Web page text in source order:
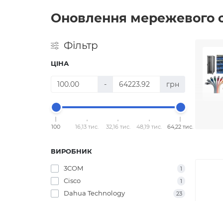
Оновлення мережевого
Фільтр
ЦІНА
- грн
100 16,13 тис. 32,16 тис. 48,19 тис. 64,22 тис.
ВИРОБНИК
3COM 1
Cisco 1
Dahua Technology 23